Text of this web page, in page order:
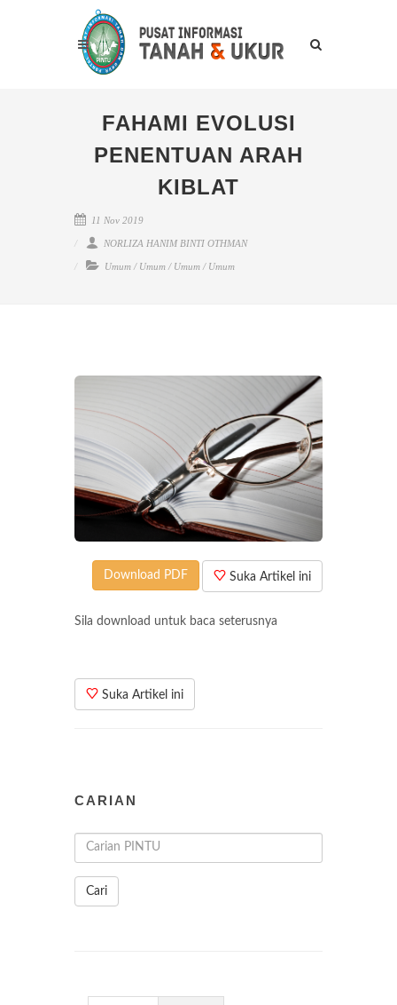
FAHAMI EVOLUSI
PENENTUAN ARAH
KIBLAT
11 Nov 2019
NORLIZA HANIM BINTI OTHMAN
Umum / Umum / Umum / Umum
Suka Artikel ini
Download PDF
Sila download untuk baca seterusnya
Suka Artikel ini
CARIAN
Cari